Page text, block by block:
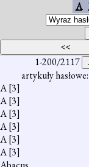
A
1-200/2117
artykuły
A[3]
A[3]
A[3]
A[3]
A[3]
A[3]